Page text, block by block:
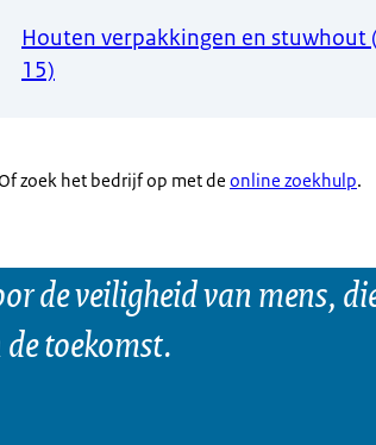
Houten verpakkingen en stuwhout
15)
zoek het bedrijf op met de online zoekhulp.
de veiligheid van mens,
toekomst.